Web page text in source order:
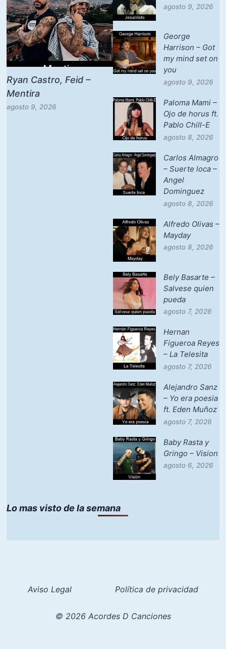
Ryan Castro, Feid –
Mentira
agosto 9, 2026
agosto 9, 2026
George
Harrison – Got
my mind set on
you
agosto 9, 2026
Paloma Mami –
Ojo de horus ft.
Pablo Chill-E
agosto 8, 2026
Carlos Almagro
– Suerte loca –
Angel
Dominguez
agosto 8, 2026
Alfredo Olivas –
Mayday
agosto 8, 2026
Bely Basarte –
Salvese quien
pueda
agosto 7, 2026
Hernan
Figueroa Reyes
– La Telesita
agosto 7, 2026
Alejandro Sanz
– Yo era poesia
ft. Eden Muñoz
agosto 7, 2026
Baby Rasta y
Gringo – Vision
agosto 6, 2026
Lo mas visto de la semana
Aviso Legal Política de privacidad
© 2026 Acordes D Canciones